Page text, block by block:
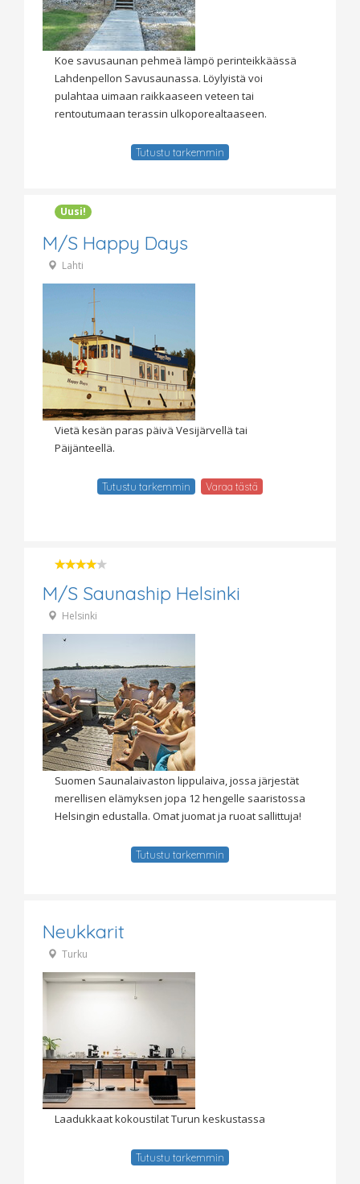
Koe savusaunan pehmeä lämpö perinteikkäässä
Lahdenpellon Savusaunassa. Löylyistä voi
pulahtaa uimaan raikkaaseen veteen tai
rentoutumaan terassin ulkoporealtaaseen.
Tutustu tarkemmin
Uusi!
M/S Happy Days
Lahti
Vietä kesän paras päivä Vesijärvellä tai
Päijänteellä.
Tutustu tarkemmin Varaa tästä
M/S Saunaship Helsinki
Helsinki
Suomen Saunalaivaston lippulaiva, jossa järjestät
merellisen elämyksen jopa 12 hengelle saaristossa
Helsingin edustalla. Omat juomat ja ruoat sallittuja!
Tutustu tarkemmin
Neukkarit
Turku
Laadukkaat kokoustilat Turun keskustassa
Tutustu tarkemmin